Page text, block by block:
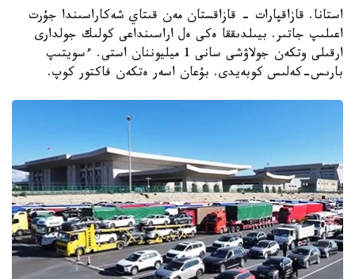
استانا. قازاقپارات - قازاقستان مەن قىتاي شەكاراسىندا جۇرت
اعىلىپ جاتىر. بيىلدىققا ەكى ەل اراسىنداعى كولىك جولدارى
ارقىلى وتكەن جولاۋشى سانى 1 ميليوننان استى. ءسويتىپ
بارىس-كەلىس كوبەيدى. بۇعان اسەر ەتكەن فاكتور كوپ.